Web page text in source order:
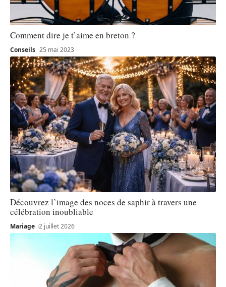
Comment dire je t’aime en breton ?
Conseils 25 mai 2023
Découvrez l’image des noces de saphir à travers une
célébration inoubliable
Mariage 2 juillet 2026